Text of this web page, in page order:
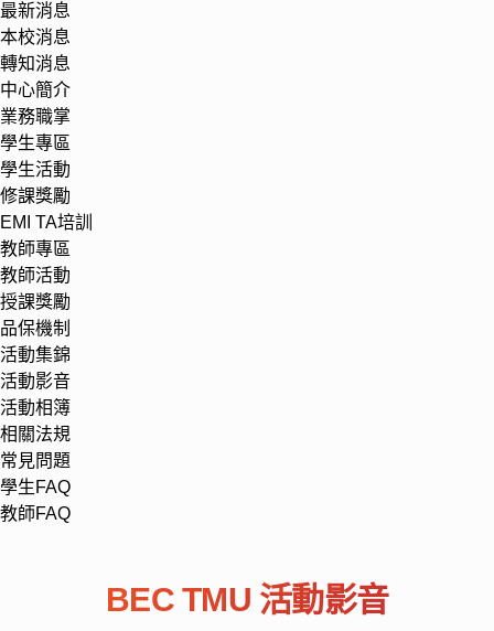
最新消息
本校消息
轉知消息
中心簡介
業務職掌
學生專區
學生活動
修課獎勵
EMI TA培訓
教師專區
教師活動
授課獎勵
品保機制
活動集錦
活動影音
活動相簿
相關法規
常見問題
學生FAQ
教師FAQ
BEC TMU 活動影音